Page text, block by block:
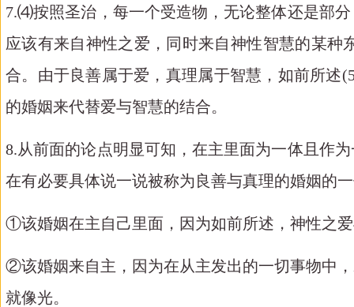
7.⑷按照圣治，每一个受造物，无论整体还是部
应该有来自神性之爱，同时来自神性智慧的某
合。由于良善属于爱，真理属于智慧，如前所述
的婚姻来代替爱与智慧的结合。
8.从前面的论点明显可知，在主里面为一体且作
在有必要具体说一说被称为良善与真理的婚姻的
①该婚姻在主自己里面，因为如前所述，神性之
②该婚姻来自主，因为在从主发出的一切事物中
就像光。